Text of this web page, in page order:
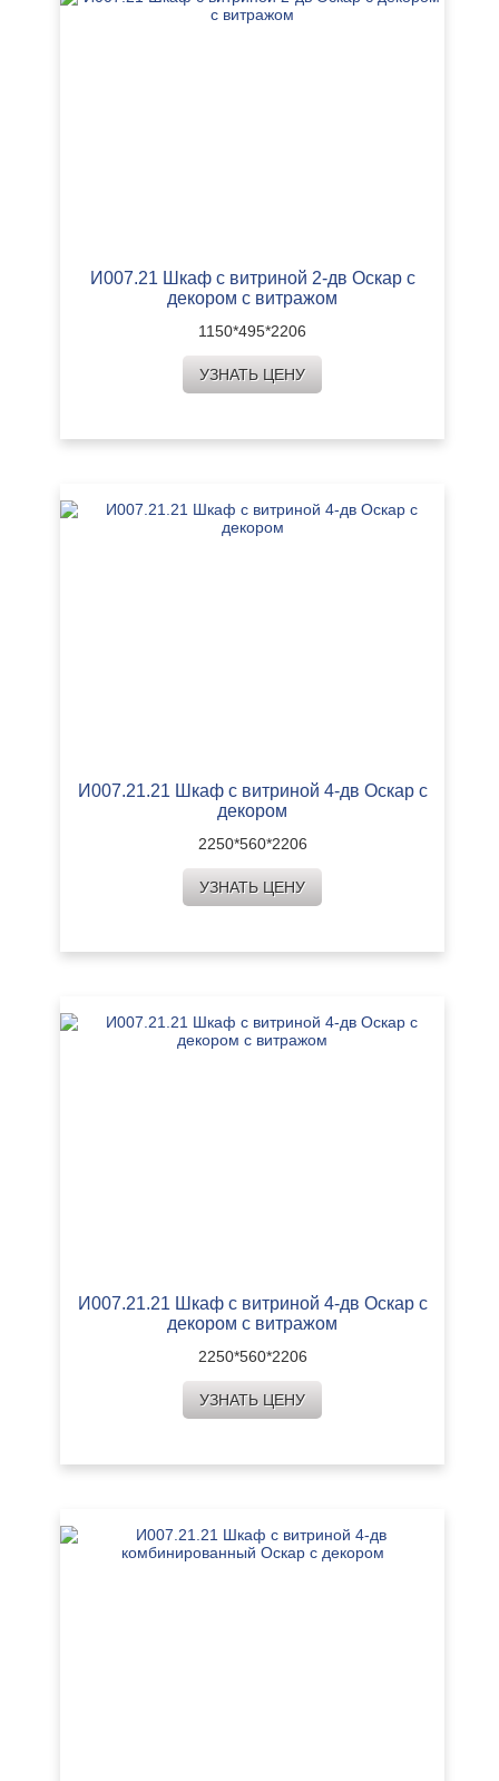
И007.21 Шкаф с витриной 2-дв Оскар с
декором с витражом
1150*495*2206
УЗНАТЬ ЦЕНУ
И007.21.21 Шкаф с витриной 4-дв Оскар с
декором
2250*560*2206
УЗНАТЬ ЦЕНУ
И007.21.21 Шкаф с витриной 4-дв Оскар с
декором с витражом
2250*560*2206
УЗНАТЬ ЦЕНУ